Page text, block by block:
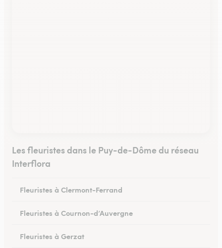
Les fleuristes dans le Puy-de-Dôme du réseau
Interflora
Fleuristes à Clermont-Ferrand
Fleuristes à Cournon-d’Auvergne
Fleuristes à Gerzat